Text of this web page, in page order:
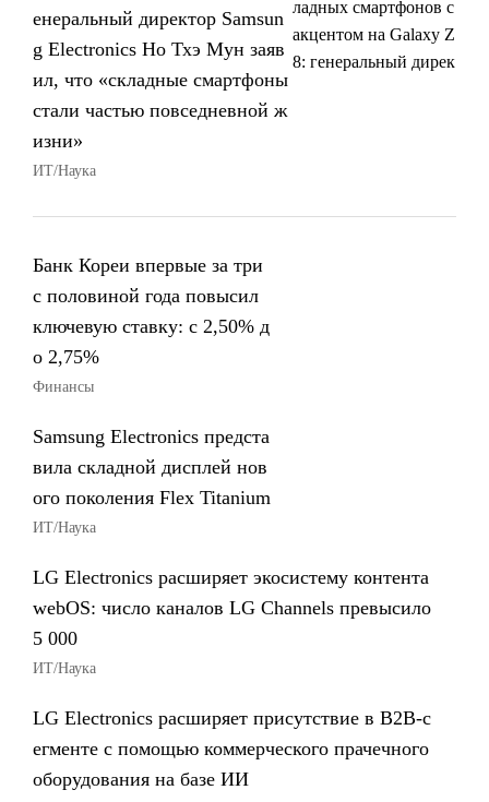
енеральный директор Samsun
g Electronics Но Тхэ Мун заяв
ил, что «складные смартфоны
стали частью повседневной ж
изни»
ИТ/Наука
Банк Кореи впервые за три
с половиной года повысил
ключевую ставку: с 2,50% д
о 2,75%
Финансы
Samsung Electronics предста
вила складной дисплей нов
ого поколения Flex Titanium
ИТ/Наука
LG Electronics расширяет экосистему контента
webOS: число каналов LG Channels превысило
5 000
ИТ/Наука
LG Electronics расширяет присутствие в B2B-с
егменте с помощью коммерческого прачечного
оборудования на базе ИИ